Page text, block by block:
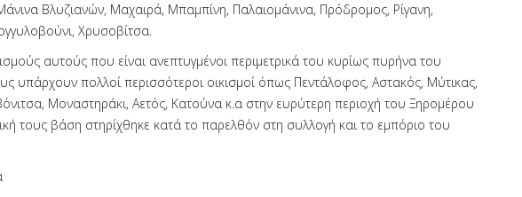
Βλυζιανών, Μαχαιρά, Μπαμπίνη, Παλαιομάνινα, Πρόδρομος, Ρίγανη,
Χρυσοβίτσα.
αυτούς που είναι ανεπτυγμένοι περιμετρικά του κυρίως πυρήνα του
υπάρχουν πολλοί περισσότεροι οικισμοί όπως Πεντάλοφος, Αστακός, Μύτικας,
Μοναστηράκι, Αετός, Κατούνα κ.α στην ευρύτερη περιοχή του Ξηρομέρου
τους βάση στηρίχθηκε κατά το παρελθόν στη συλλογή και το εμπόριο του